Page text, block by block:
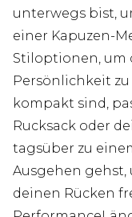
unterwegs bist,
einer Kapuzen-
Stiloptionen, um
Persönlichkeit
kompakt sind,
Rucksack oder
tagsüber zu
Ausgehen
deinen Rücken